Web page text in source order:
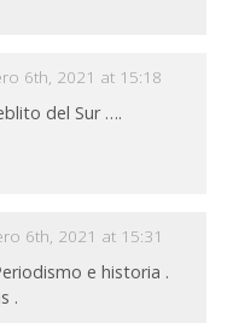
6th, 2021 at 15:18
del Sur ….
6th, 2021 at 15:31
e historia .
.